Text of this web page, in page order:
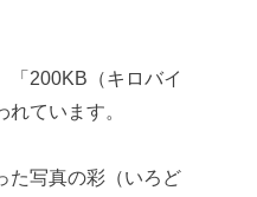
「200KB（キロバイ
ています。
た写真の彩（いろど